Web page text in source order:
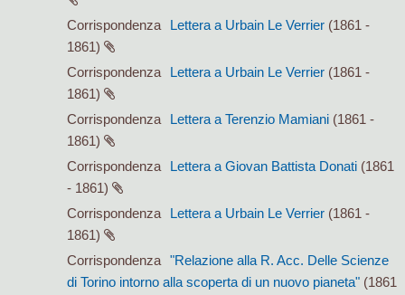
Corrispondenza Lettera a Urbain Le Verrier (1861 -
1861)
Corrispondenza
Lettera a Urbain Le Verrier (1861 -
1861)
Corrispondenza
Lettera a Terenzio Mamiani (1861 -
1861)
Corrispondenza
Lettera a Giovan Battista Donati (1861
- 1861)
Corrispondenza
Lettera a Urbain Le Verrier (1861 -
1861)
Corrispondenza
"Relazione alla R. Acc. Delle Scienze
di Torino intorno alla scoperta di un nuovo pianeta" (1861